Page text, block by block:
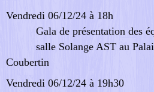
Vendredi 06/12/24 à 18h
Gala de présentation des
salle Solange AST au Palais
Coubertin
Vendredi 06/12/24 à 19h30